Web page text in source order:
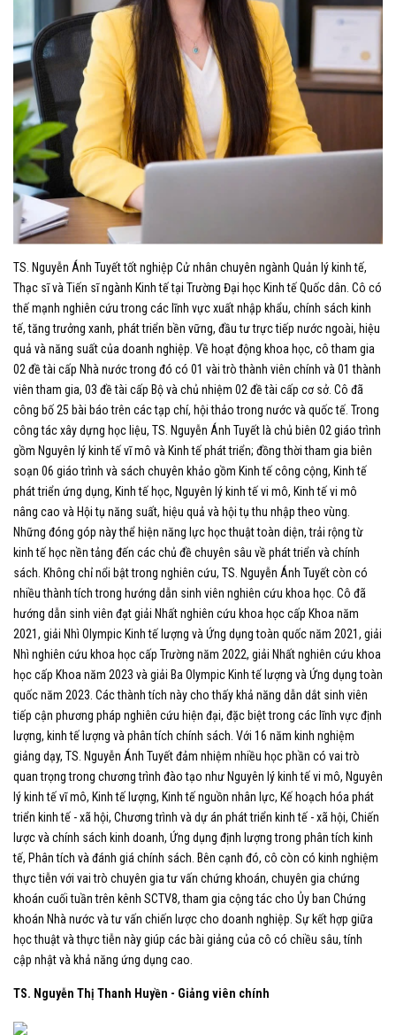
TS. Nguyễn Ánh Tuyết tốt nghiệp Cử nhân chuyên ngành Quản lý kinh tế,
Thạc sĩ và Tiến sĩ ngành Kinh tế tại Trường Đại học Kinh tế Quốc dân. Cô có
thế mạnh nghiên cứu trong các lĩnh vực xuất nhập khẩu, chính sách kinh
tế, tăng trưởng xanh, phát triển bền vững, đầu tư trực tiếp nước ngoài, hiệu
quả và năng suất của doanh nghiệp. Về hoạt động khoa học, cô tham gia
02đề tài cấp Nhà nướctrong đó có 01 vài trò thành viên chính và 01 thành
viên tham gia, 03 đề tài cấp Bộ và chủ nhiệm 02 đề tài cấp cơ sở. Cô đã
công bố 25 bài báo trên các tạp chí, hội thảo trong nước và quốc tế. Trong
công tác xây dựng học liệu, TS. Nguyễn Ánh Tuyết là chủ biên 02 giáo trình
gồm Nguyên lý kinh tế vĩ mô và Kinh tế phát triển; đồng thời tham gia biên
soạn 06 giáo trình và sách chuyên khảo gồm Kinh tế công cộng, Kinh tế
phát triển ứng dụng, Kinh tế học, Nguyên lý kinh tế vi mô, Kinh tế vi mô
nâng cao và Hội tụ năng suất, hiệu quả và hội tụ thu nhập theo vùng.
Những đóng góp này thể hiện năng lực học thuật toàn diện, trải rộng từ
kinh tế học nền tảng đến các chủ đề chuyên sâu về phát triển và chính
sách. Không chỉ nổi bật trong nghiên cứu, TS. Nguyễn Ánh Tuyết còn có
nhiều thành tích trong hướng dẫn sinh viên nghiên cứu khoa học. Cô đã
hướng dẫn sinh viên đạt giải Nhất nghiên cứu khoa học cấp Khoa năm
2021, giải Nhì Olympic Kinh tế lượng và Ứng dụng toàn quốc năm 2021, giải
Nhì nghiên cứu khoa học cấp Trường năm 2022, giải Nhất nghiên cứu khoa
học cấp Khoa năm 2023 và giải Ba Olympic Kinh tế lượng và Ứng dụng toàn
quốc năm 2023. Các thành tích này cho thấy khả năng dẫn dắt sinh viên
tiếp cận phương pháp nghiên cứu hiện đại, đặc biệt trong các lĩnh vực định
lượng, kinh tế lượng và phân tích chính sách. Với 16 năm kinh nghiệm
giảng dạy, TS. Nguyễn Ánh Tuyết đảm nhiệm nhiều học phần có vai trò
quan trọng trong chương trình đào tạo như Nguyên lý kinh tế vi mô, Nguyên
lý kinh tế vĩ mô, Kinh tế lượng, Kinh tế nguồn nhân lực, Kế hoạch hóa phát
triển kinh tế -xã hội, Chương trình và dự án phát triển kinh tế -xã hội, Chiến
lược và chính sách kinh doanh, Ứng dụng định lượng trong phân tích kinh
tế, Phân tích và đánh giá chính sách. Bên cạnh đó, cô còn có kinh nghiệm
thực tiễn với vai trò chuyên gia tư vấn chứng khoán, chuyên gia chứng
khoán cuối tuần trên kênh SCTV8, tham gia cộng tác cho Ủy ban Chứng
khoán Nhà nước và tư vấn chiến lược cho doanh nghiệp. Sự kết hợp giữa
học thuật và thực tiễn này giúp các bài giảng của cô có chiều sâu, tính
cập nhật và khả năng ứng dụng cao.
TS. Nguyễn Thị Thanh Huyền - Giảng viên chính